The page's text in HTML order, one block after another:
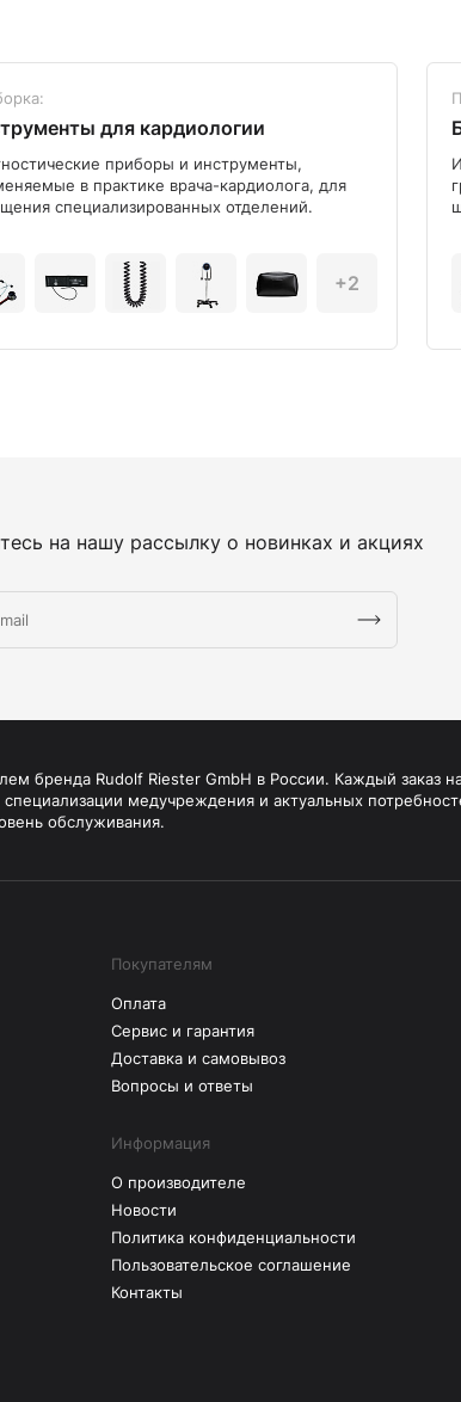
для кардиологии
приборы и инструменты,
в практике врача-кардиолога, для
специализированных отделений.
+2
на нашу рассылку о новинках и акциях
бренда Rudolf Riester GmbH в России. Каждый заказ
медучреждения и актуальных
обслуживания.
Покупателям
Оплата
Сервис и гарантия
Доставка и самовывоз
Вопросы и ответы
Информация
О производителе
Новости
Политика конфиденциальности
Пользовательское соглашение
Контакты